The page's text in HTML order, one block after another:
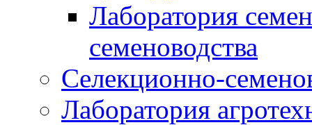
Лаборатория
семеноводства
Селекционно-
Лаборатория